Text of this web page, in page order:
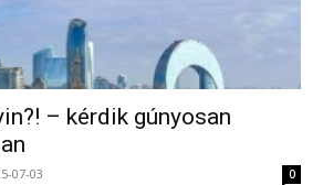
– kérdik gúnyosan
07-03 0